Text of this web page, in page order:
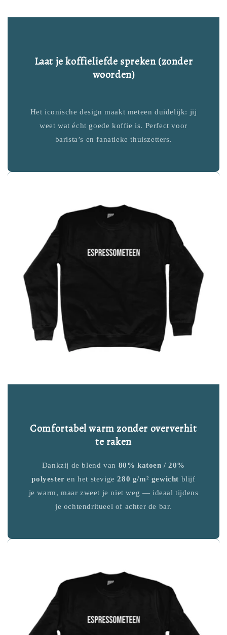
Laat je koffieliefde spreken (zonder
woorden)
Het iconische design maakt meteen duidelijk: jij
weet wat écht goede koffie is. Perfect voor
barista’s en fanatieke thuiszetters.
Comfortabel warm zonder oververhit
te raken
Dankzij de blend van 80% katoen / 20%
polyester en het stevige280 g/m² gewicht blijf
je warm, maar zweet je niet weg — ideaal tijdens
je ochtendritueel of achter de bar.